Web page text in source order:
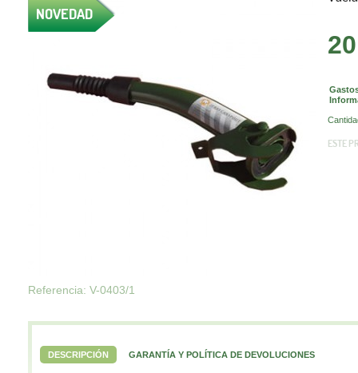
NOVEDAD
Referencia: V-0403/1
ESTE
DESCRIPCIÓN GARANTÍA Y POLÍTICA DE DEVOLUCIONES